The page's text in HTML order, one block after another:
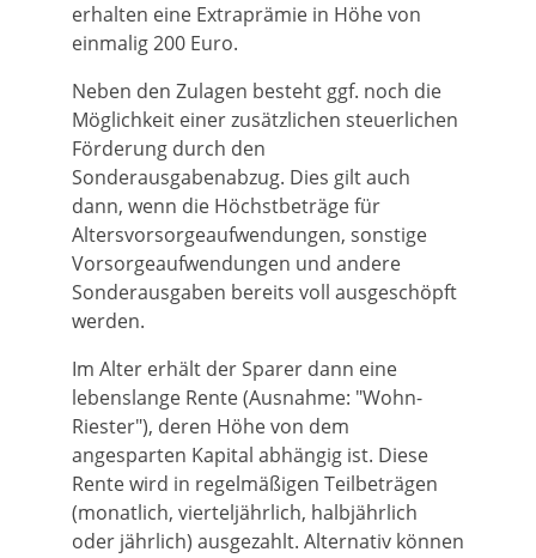
erhalten eine Extraprämie in Höhe von
einmalig 200 Euro.
Neben den Zulagen besteht ggf. noch die
Möglichkeit einer zusätzlichen steuerlichen
Förderung durch den
Sonderausgabenabzug. Dies gilt auch
dann, wenn die Höchstbeträge für
Altersvorsorgeaufwendungen, sonstige
Vorsorgeaufwendungen und andere
Sonderausgaben bereits voll ausgeschöpft
werden.
Im Alter erhält der Sparer dann eine
lebenslange Rente (Ausnahme: "Wohn-
Riester"), deren Höhe von dem
angesparten Kapital abhängig ist. Diese
Rente wird in regelmäßigen Teilbeträgen
(monatlich, vierteljährlich, halbjährlich
oder jährlich) ausgezahlt. Alternativ können